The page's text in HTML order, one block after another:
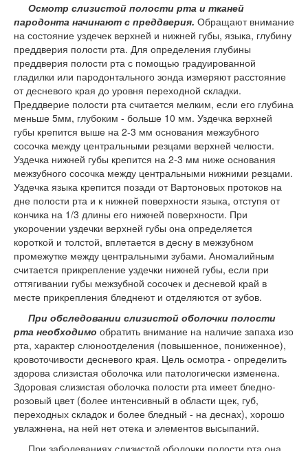
Осмотр слизистой полости рта и тканей
пародонта начинают с преддверия. Обращают внимание
на состояние уздечек верхней и нижней губы, языка, глубину
преддверия полости рта. Для определения глубины
преддверия полости рта с помощью градуированной
гладилки или пародонтального зонда измеряют расстояние
от десневого края до уровня переходной складки.
Преддверие полости рта считается мелким, если его глубина
меньше 5мм, глубоким - больше 10 мм. Уздечка верхней
губы крепится выше на 2-3 мм основания межзубного
сосочка между центральными резцами верхней челюсти.
Уздечка нижней губы крепится на 2-3 мм ниже основания
межзубного сосочка между центральными нижними резцами.
Уздечка языка крепится позади от Вартоновых протоков на
дне полости рта и к нижней поверхности языка, отступя от
кончика на 1/3 длины его нижней поверхности. При
укорочении уздечки верхней губы она определяется
короткой и толстой, вплетается в десну в межзубном
промежутке между центральными зубами. Аномалийным
считается прикрепление уздечки нижней губы, если при
оттягивании губы межзубной сосочек и десневой край в
месте прикрепления бледнеют и отделяются от зубов.
При обследовании слизистой оболочки полости
рта необходимо обратить внимание на наличие запаха изо
рта, характер слюноотделения (повышенное, пониженное),
кровоточивости десневого края. Цель осмотра - определить
здорова слизистая оболочка или патологически изменена.
Здоровая слизистая оболочка полости рта имеет бледно-
розовый цвет (более интенсивный в области щек, губ,
переходных складок и более бледный - на деснах), хорошо
увлажнена, на ней нет отека и элементов высыпаний.
При заболеваниях слизистой оболочки полости рта она